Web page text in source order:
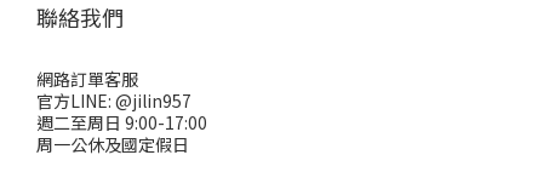
聯絡我們
網路訂單客服
官方LINE: @jilin957
週二至周日 9:00-17:00
周一公休及國定假日